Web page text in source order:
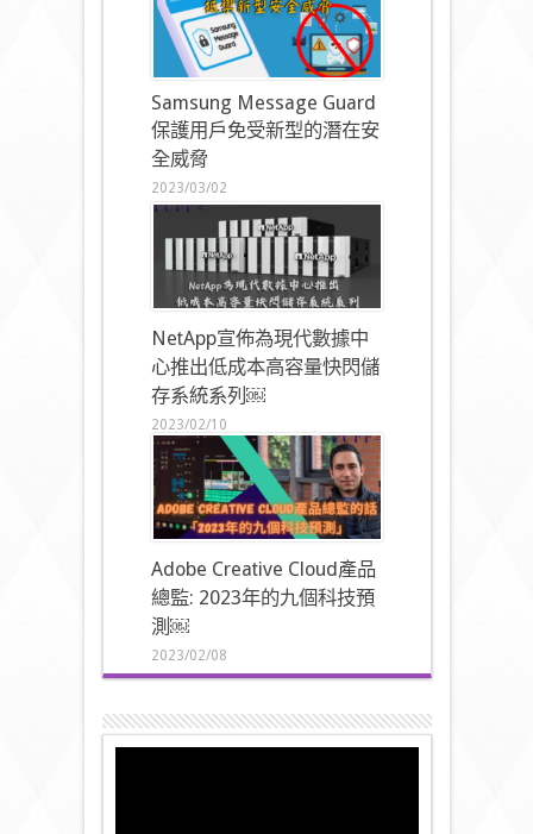
Samsung Message Guard
保護用戶免受新型的潛在安
全威脅
2023/03/02
NetApp宣佈為現代數據中
心推出低成本高容量快閃儲
存系統系列￼
2023/02/10
Adobe Creative Cloud產品
總監: 2023年的九個科技預
測￼
2023/02/08